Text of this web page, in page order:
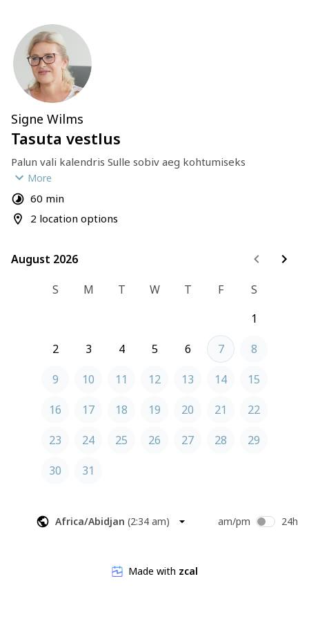
Signe Wilms
Tasuta vestlus
Palun vali kalendris Sulle sobiv aeg kohtumiseks
järgmiselt:
tasuta kohtumine (kuni 60 minutit)
More
60 min
2 location options
August 2026
August 2026
S
M T W T F
S
1
2
3 4 5 6 7
8
9
10 11 12 13 14
15
16
17 18 19 20 21
22
23
24 25 26 27 28
29
30
31
Africa/Abidjan (2:34 am) am/pm 24h
Made with zcal